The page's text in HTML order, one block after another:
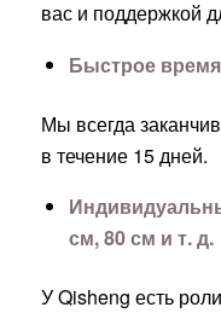
вас и поддержкой
Быстрое
Мы всегда
в течение 15 дней.
см, 80 см и т. д.
У Qisheng есть